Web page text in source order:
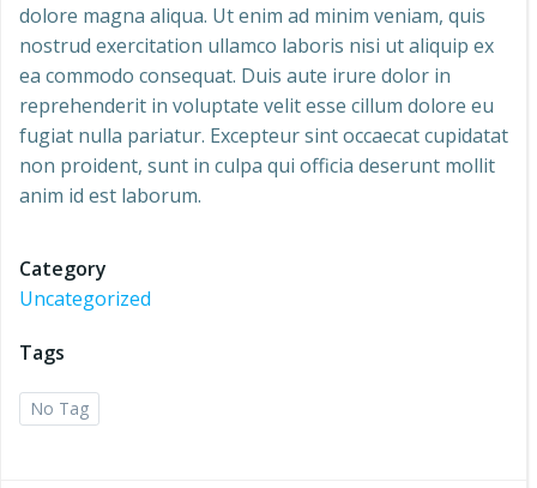
dolore magna aliqua. Ut enim ad minim veniam, quis
nostrud exercitation ullamco laboris nisi ut aliquip ex
ea commodo consequat. Duis aute irure dolor in
reprehenderit in voluptate velit esse cillum dolore eu
fugiat nulla pariatur. Excepteur sint occaecat cupidatat
non proident, sunt in culpa qui officia deserunt mollit
anim id est laborum.
Category
Uncategorized
Tags
No Tag